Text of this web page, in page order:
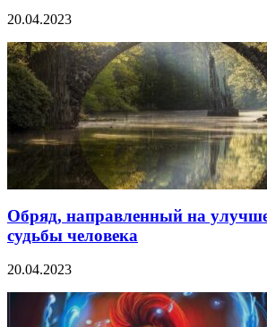
20.04.2023
Обряд, направленный на
судьбы человека
20.04.2023